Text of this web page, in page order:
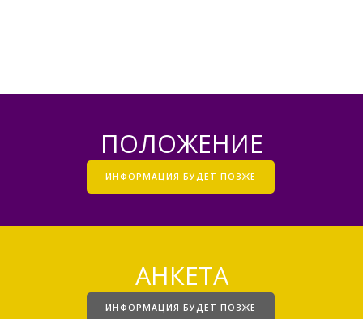
ПОЛОЖЕНИЕ
ИНФОРМАЦИЯ БУДЕТ ПОЗЖЕ
АНКЕТА
ИНФОРМАЦИЯ БУДЕТ ПОЗЖЕ